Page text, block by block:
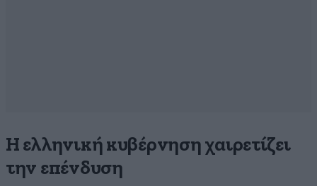
Η ελληνική κυβέρνηση χαιρετίζει
την επένδυση